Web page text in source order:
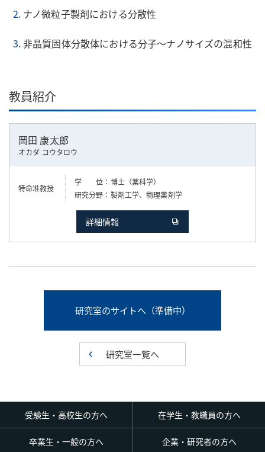
ナノ微粒子製剤における分散性
非晶質固体分散体における分子～ナノサイズの混和性
教員紹介
岡田 康太郎
オカダ コウタロウ
特命准教授
学 位
博士（薬科学）
研究分野
製剤工学、物理薬剤学
詳細情報
研究室のサイトへ（準備中）
研究室一覧へ
受験生・高校生の方へ 在学生・教職員の方へ
卒業生・一般の方へ 企業・研究者の方へ